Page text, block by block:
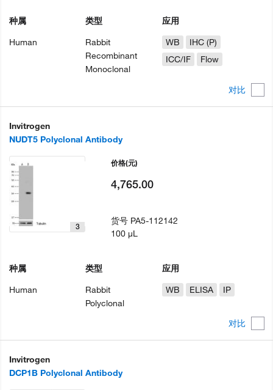
对比
种属
Human
类型
Rabbit
Recombinant
Monoclonal
应用
WB
IHC (P)
ICC/IF
Flow
Invitrogen
NUDT5 Polyclonal Antibody
对比
3
种属
Human
类型
Rabbit
Polyclonal
应用
WB
ELISA IP
价格(元)
4,765.00
货号 PA5-112142
100 µL
Invitrogen
DCP1B Polyclonal Antibody